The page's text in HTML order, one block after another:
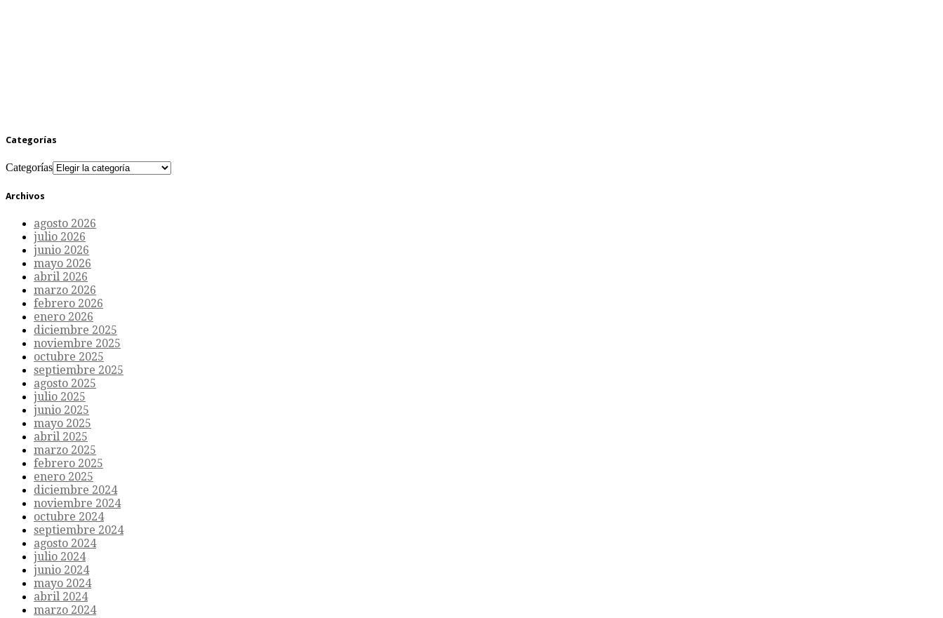
Categorías
Categorías
Archivos
agosto 2026
julio 2026
junio 2026
mayo 2026
abril 2026
marzo 2026
febrero 2026
enero 2026
diciembre 2025
noviembre 2025
octubre 2025
septiembre 2025
agosto 2025
julio 2025
junio 2025
mayo 2025
abril 2025
marzo 2025
febrero 2025
enero 2025
diciembre 2024
noviembre 2024
octubre 2024
septiembre 2024
agosto 2024
julio 2024
junio 2024
mayo 2024
abril 2024
marzo 2024